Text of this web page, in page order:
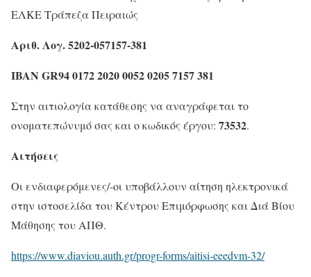
ΕΛΚΕ Τράπεζα Πειραιώς
Αριθ. Λογ. 5202-057157-381
IBAN GR94 0172 2020 0052 0205 7157 381
Στην αιτιολογία κατάθεσης να αναγράφεται το
ονοματεπώνυμό σας και ο κωδικός έργου: 73532.
Αιτήσεις
Οι ενδιαφερόμενες/-οι υποβάλλουν αίτηση ηλεκτρονικά
στην ιστοσελίδα του Κέντρου Επιμόρφωσης και Διά Βίου
Μάθησης του ΑΠΘ.
https://www.diaviou.auth.gr/progr-forms/aitisi-eeedvm-32/